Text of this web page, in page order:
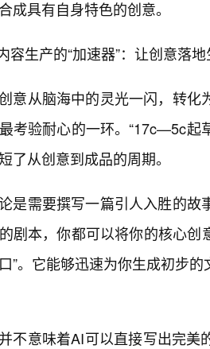
成具有自身特色的创意。
容生产的“加速器”：让创意落
意从脑海中的灵光一闪，转化
考验耐心的一环。“17c—5c起
了从创意到成品的周期。
是需要撰写一篇引人入胜的
剧本，你都可以将你的核心
”。它能够迅速为你生成初步
不意味着AI可以直接写出完美